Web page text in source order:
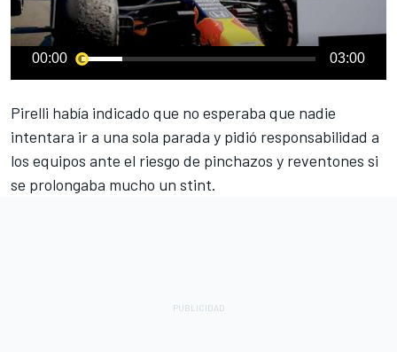
00:00 03:00
Pirelli había indicado que no esperaba que nadie
intentara ir a una sola parada y pidió responsabilidad a
los equipos ante el riesgo de pinchazos y reventones si
se prolongaba mucho un stint.